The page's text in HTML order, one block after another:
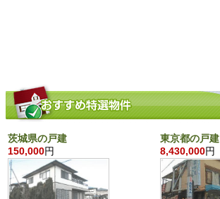
茨城県の戸建
150,000円
東京都の戸建
8,430,000円